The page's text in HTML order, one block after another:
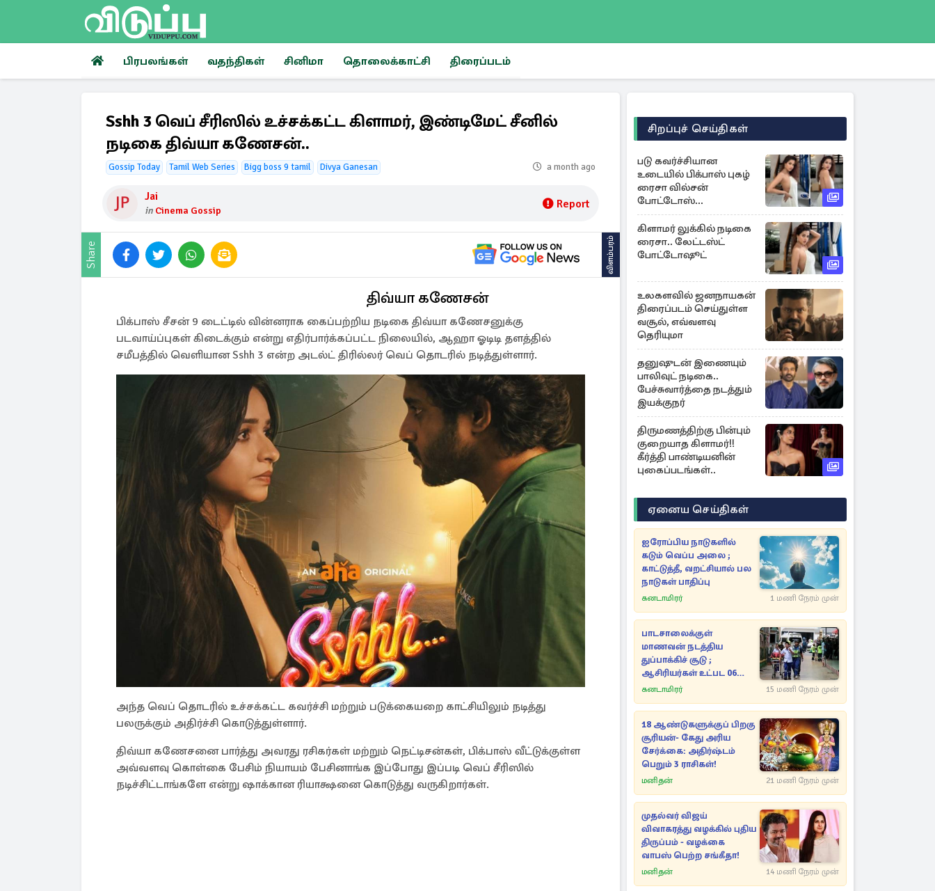
பிரபலங்கள் வதந்திகள் சினிமா தொலைக்காட்சி திரைப்படம்
Sshh 3 வெப் சீரிஸில் உச்சக்கட்ட கிளாமர், இண்டிமேட் சீனில்
நடிகை திவ்யா கணேசன்..
Gossip Today Tamil Web Series Bigg boss 9 tamil Divya Ganesan a month ago
Jai
in Cinema Gossip Report
Share விளம்பரம்
திவ்யா கணேசன்
பிக்பாஸ் சீசன் 9 டைட்டில் வின்னராக கைப்பற்றிய நடிகை திவ்யா கணேசனுக்கு
படவாய்ப்புகள் கிடைக்கும் என்று எதிர்பார்க்கப்பட்ட நிலையில், ஆஹா ஓடிடி தளத்தில்
சமீபத்தில் வெளியான Sshh 3 என்ற அடல்ட் திரில்லர் வெப் தொடரில் நடித்துள்ளார்.
அந்த வெப் தொடரில் உச்சக்கட்ட கவர்ச்சி மற்றும் படுக்கையறை காட்சியிலும் நடித்து
பலருக்கும் அதிர்ச்சி கொடுத்துள்ளார்.
திவ்யா கணேசனை பார்த்து அவரது ரசிகர்கள் மற்றும் நெட்டிசன்கள், பிக்பாஸ் வீட்டுக்குள்ள
அவ்வளவு கொள்கை பேசிம் நியாயம் பேசினாங்க இப்போது இப்படி வெப் சீரிஸில்
நடிச்சிட்டாங்களே என்று ஷாக்கான ரியாக்ஷனை கொடுத்து வருகிறார்கள்.
சிறப்புச் செய்திகள்
படு கவர்ச்சியான
உடையில் பிக்பாஸ் புகழ்
ரைசா வில்சன்
போட்டோஸ்...
கிளாமர் லுக்கில் நடிகை
ரைசா.. லேட்டஸ்ட்
போட்டோஷூட்
உலகளவில் ஜனநாயகன்
திரைப்படம் செய்துள்ள
வசூல், எவ்வளவு
தெரியுமா
தனுஷுடன் இணையும்
பாலிவுட் நடிகை..
பேச்சுவார்த்தை நடத்தும்
இயக்குநர்
திருமணத்திற்கு பின்பும்
குறையாத கிளாமர்!!
கீர்த்தி பாண்டியனின்
புகைப்படங்கள்..
ஏனைய செய்திகள்
ஐரோப்பிய நாடுகளில்
கடும் வெப்ப அலை ;
காட்டுத்தீ, வறட்சியால் பல
நாடுகள் பாதிப்பு
கனடாமிரர் 1 மணி நேரம் முன்
பாடசாலைக்குள்
மாணவன் நடத்திய
துப்பாக்கிச் சூடு ;
ஆசிரியர்கள் உட்பட 06
பேர் உயிரிழப்பு
கனடாமிரர் 15 மணி நேரம் முன்
18 ஆண்டுகளுக்குப் பிறகு
சூரியன்- கேது அரிய
சேர்க்கை: அதிர்ஷ்டம்
பெறும் 3 ராசிகள்!
மனிதன் 21 மணி நேரம் முன்
முதல்வர் விஜய்
விவாகரத்து வழக்கில் புதிய
திருப்பம் - வழக்கை
வாபஸ் பெற்ற சங்கீதா!
மனிதன் 14 மணி நேரம் முன்